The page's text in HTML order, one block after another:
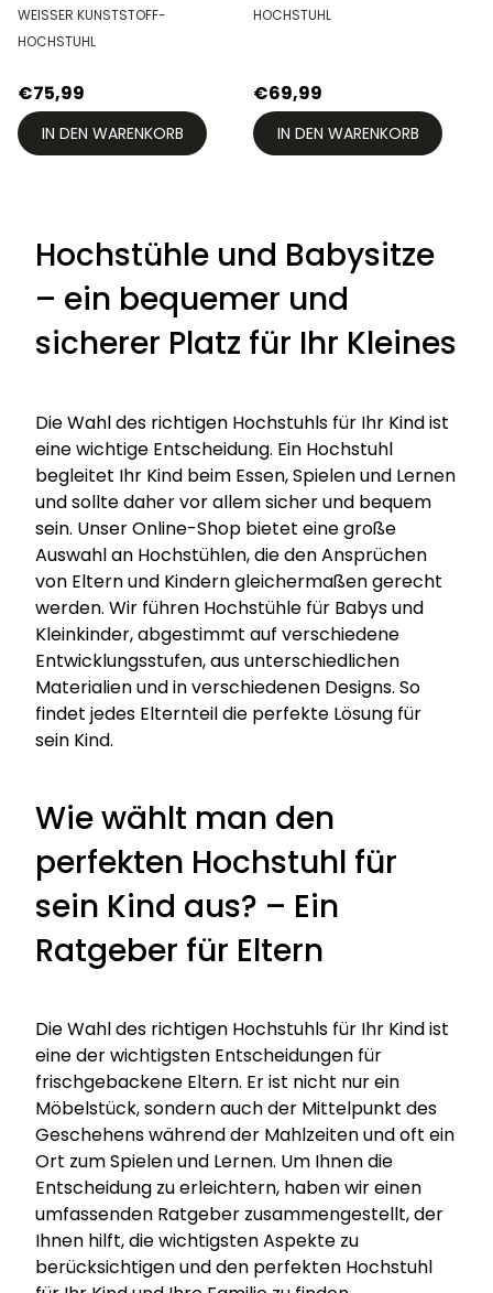
WEISSER KUNSTSTOFF-H
OCHSTUHL
€75,99
IN DEN WARENKORB
HOCHSTUHL
€69,99
IN DEN WARENKORB
Hochstühle und Babysitze
– ein bequemer und
sicherer Platz für Ihr Kleines
Die Wahl des richtigen Hochstuhls für Ihr Kind ist
eine wichtige Entscheidung. Ein Hochstuhl
begleitet Ihr Kind beim Essen, Spielen und Lernen
und sollte daher vor allem sicher und bequem
sein. Unser Online-Shop bietet eine große
Auswahl an Hochstühlen, die den Ansprüchen
von Eltern und Kindern gleichermaßen gerecht
werden. Wir führen Hochstühle für Babys und
Kleinkinder, abgestimmt auf verschiedene
Entwicklungsstufen, aus unterschiedlichen
Materialien und in verschiedenen Designs. So
findet jedes Elternteil die perfekte Lösung für
sein Kind.
Wie wählt man den
perfekten Hochstuhl für
sein Kind aus? – Ein
Ratgeber für Eltern
Die Wahl des richtigen Hochstuhls für Ihr Kind ist
eine der wichtigsten Entscheidungen für
frischgebackene Eltern. Er ist nicht nur ein
Möbelstück, sondern auch der Mittelpunkt des
Geschehens während der Mahlzeiten und oft ein
Ort zum Spielen und Lernen. Um Ihnen die
Entscheidung zu erleichtern, haben wir einen
umfassenden Ratgeber zusammengestellt, der
Ihnen hilft, die wichtigsten Aspekte zu
berücksichtigen und den perfekten Hochstuhl